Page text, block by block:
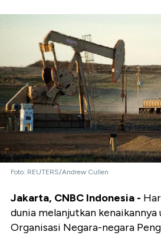
Foto: REUTERS/Andrew Cullen
Jakarta, CNBC Indonesia -
dunia melanjutkan kenaikannya
Organisasi Negara-negara